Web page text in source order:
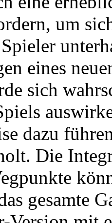
um
eines
sich
dazu
Die
gesamte